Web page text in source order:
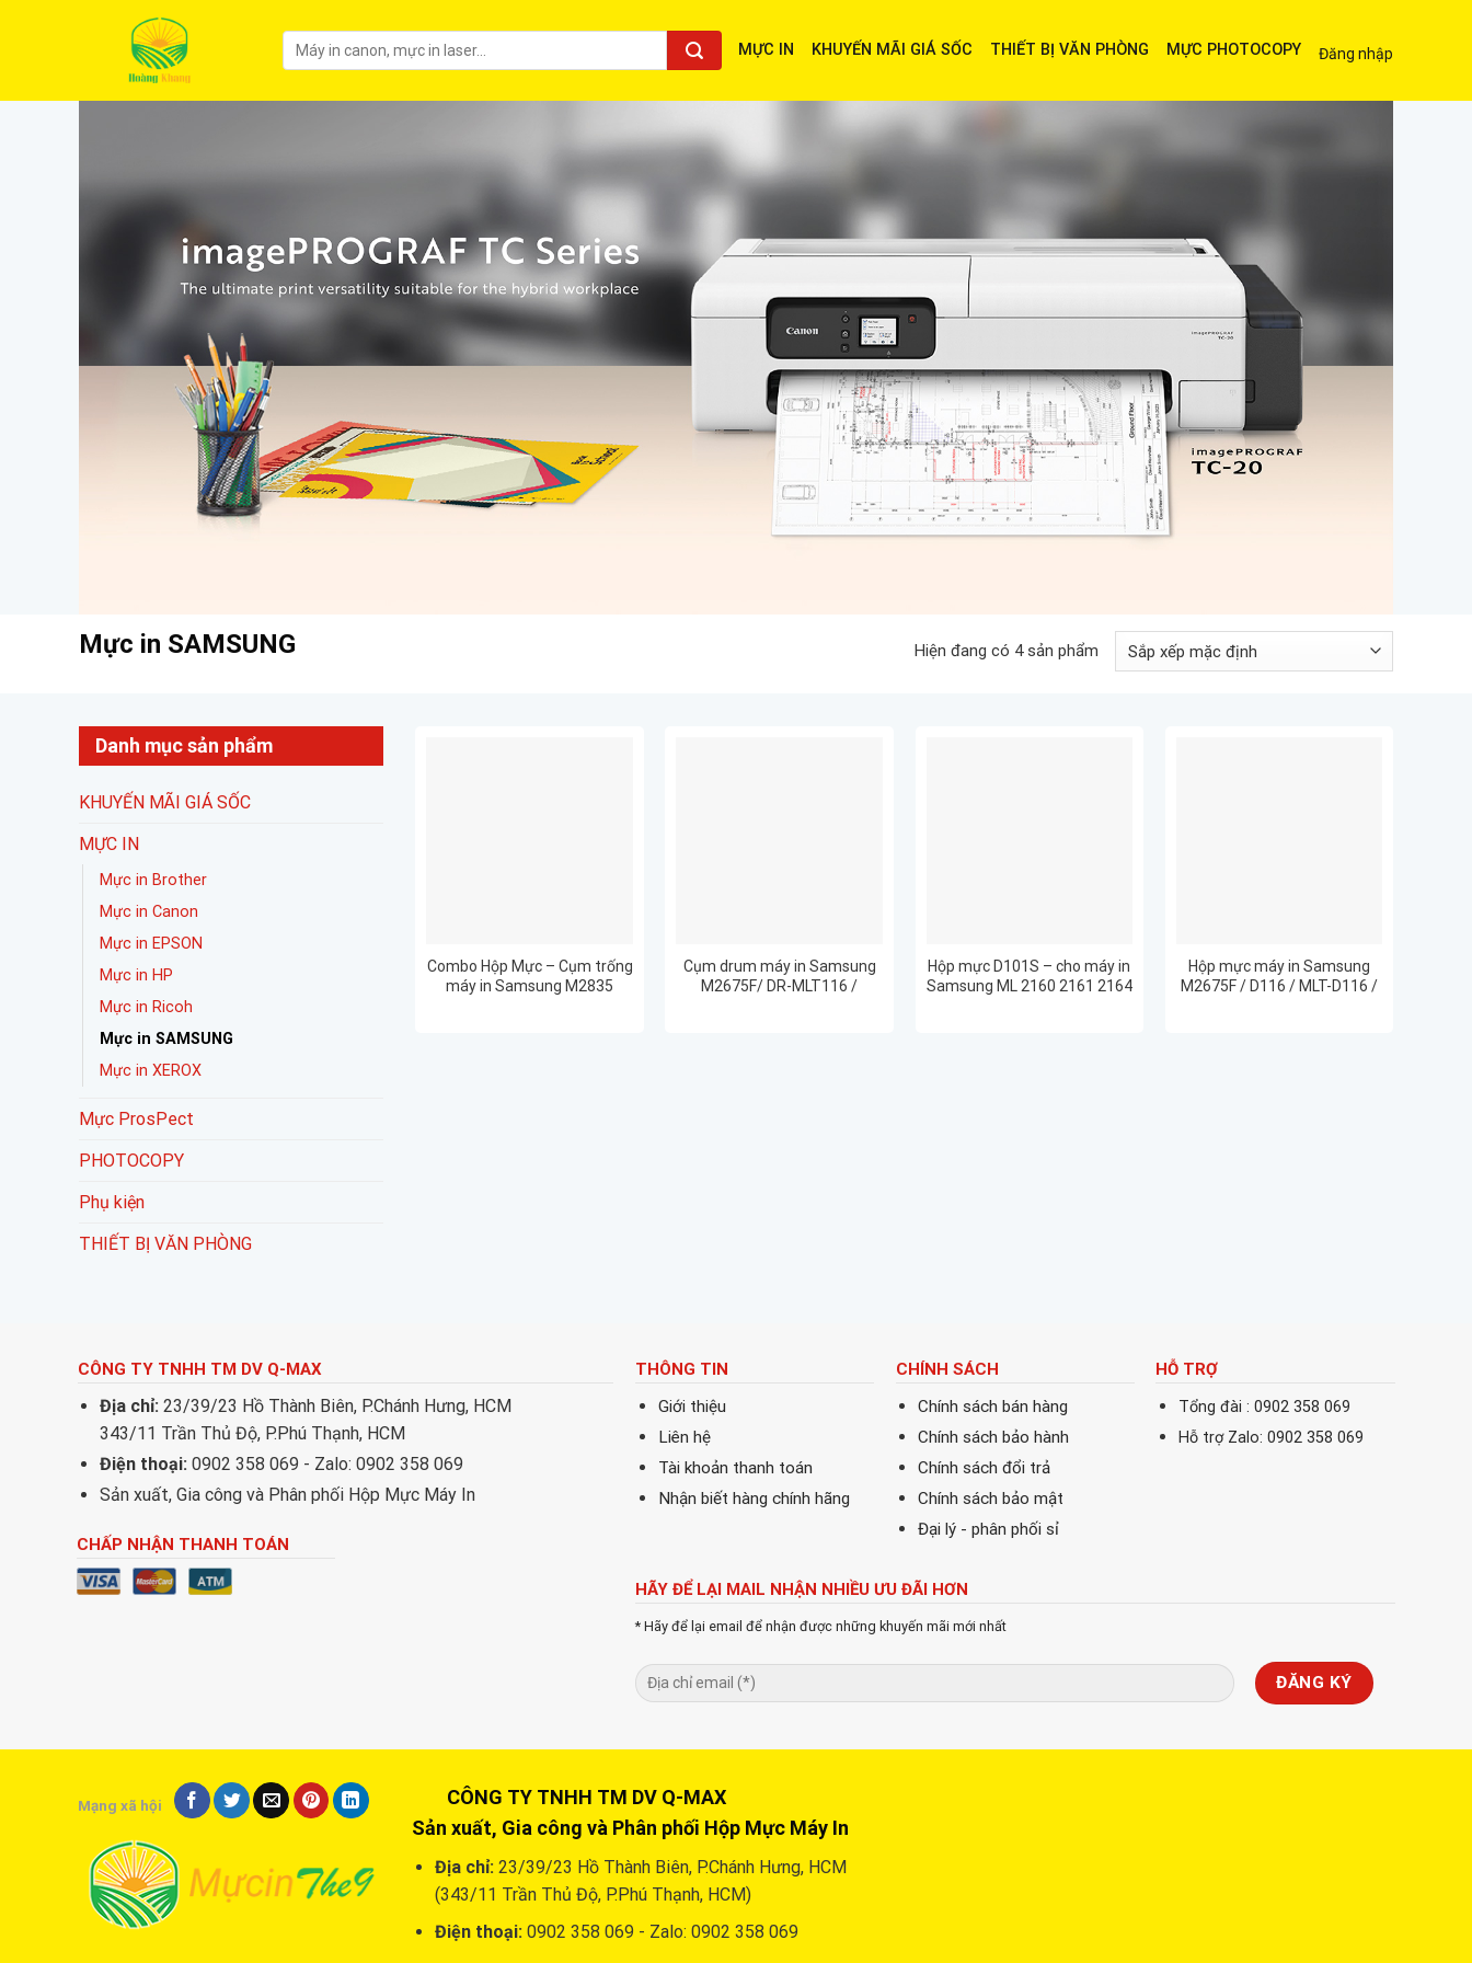
MỰC IN KHUYẾN MÃI GIÁ SỐC THIẾT BỊ VĂN PHÒNG MỰC PHOTOCOPY Đăng nhập
Mực in SAMSUNG Hiện đang có 4 sản phẩm
Danh mục sản phẩm
KHUYẾN MÃI GIÁ SỐC
MỰC IN
Mực in Brother
Mực in Canon
Mực in EPSON
Mực in HP
Mực in Ricoh
Mực in SAMSUNG
Mực in XEROX
Mực ProsPect
PHOTOCOPY
Phụ kiện
THIẾT BỊ VĂN PHÒNG
Combo Hộp Mực – Cụm trống
máy in Samsung M2835
Cụm drum máy in Samsung
M2675F/ DR-MLT116 /
Hộp mực D101S – cho máy in
Samsung ML 2160 2161 2164
Hộp mực máy in Samsung
M2675F / D116 / MLT-D116 /
CÔNG TY TNHH TM DV Q-MAX
Địa chỉ: 23/39/23 Hồ Thành Biên, P.Chánh Hưng, HCM
343/11 Trần Thủ Độ, P.Phú Thạnh, HCM
Điện thoại: 0902 358 069 - Zalo: 0902 358 069
Sản xuất, Gia công và Phân phối Hộp Mực Máy In
CHẤP NHẬN THANH TOÁN
THÔNG TIN
Giới thiệu
Liên hệ
Tài khoản thanh toán
Nhận biết hàng chính hãng
CHÍNH SÁCH
Chính sách bán hàng
Chính sách bảo hành
Chính sách đổi trả
Chính sách bảo mật
Đại lý - phân phối sỉ
HỖ TRỢ
Tổng đài : 0902 358 069
Hỗ trợ Zalo: 0902 358 069
HÃY ĐỂ LẠI MAIL NHẬN NHIỀU ƯU ĐÃI HƠN
* Hãy để lại email để nhận được những khuyến mãi mới nhất
Mạng xã hội
CÔNG TY TNHH TM DV Q-MAX
Sản xuất, Gia công và Phân phối Hộp Mực Máy In
Địa chỉ: 23/39/23 Hồ Thành Biên, P.Chánh Hưng, HCM
(343/11 Trần Thủ Độ, P.Phú Thạnh, HCM)
Điện thoại: 0902 358 069 - Zalo: 0902 358 069